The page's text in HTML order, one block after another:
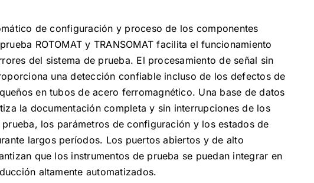
de configuración y proceso de los componentes
ROTOMAT y TRANSOMAT facilita el funcionamiento
del sistema de prueba. El procesamiento de señal sin
una detección confiable incluso de los defectos de
en tubos de acero ferromagnético. Una base de datos
la documentación completa y sin interrupciones de los
los parámetros de configuración y los estados de
largos períodos. Los puertos abiertos y de alto
que los instrumentos de prueba se puedan integrar en
altamente automatizados.